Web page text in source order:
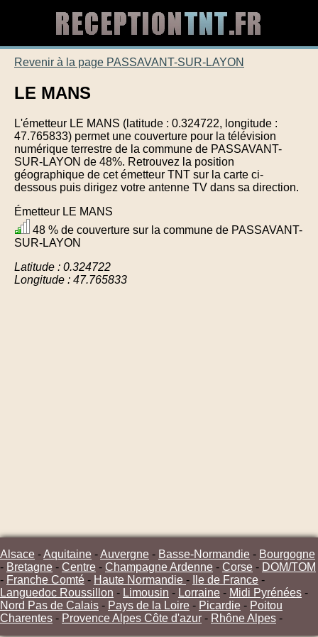
Revenir à la page PASSAVANT-SUR-LAYON
LE MANS
L'émetteur LE MANS (latitude : 0.324722, longitude :
47.765833) permet une couverture pour la télévision
numérique terrestre de la commune de PASSAVANT-
SUR-LAYON de 48%. Retrouvez la position
géographique de cet émetteur TNT sur la carte ci-
dessous puis dirigez votre antenne TV dans sa direction.
Émetteur LE MANS
48 % de couverture sur la commune de PASSAVANT-
SUR-LAYON
Latitude : 0.324722
Longitude : 47.765833
Alsace -Aquitaine -Auvergne - Basse-Normandie - Bourgogne
- Bretagne - Centre - Champagne Ardenne - Corse - DOM/TOM
- Franche Comté - Haute Normandie - Ile de France -
Languedoc Roussillon - Limousin - Lorraine - Midi Pyrénées -
Nord Pas de Calais - Pays de la Loire - Picardie - Poitou
Charentes - Provence Alpes Côte d'azur - Rhône Alpes -